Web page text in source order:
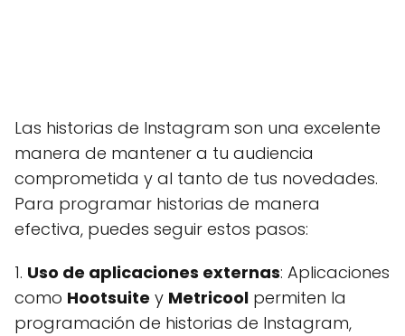
Las historias de Instagram son una excelente
manera de mantener a tu audiencia
comprometida y al tanto de tus novedades.
Para programar historias de manera
efectiva, puedes seguir estos pasos:
1. Uso de aplicaciones externas: Aplicaciones
como Hootsuite y Metricool permiten la
programación de historias de Instagram,